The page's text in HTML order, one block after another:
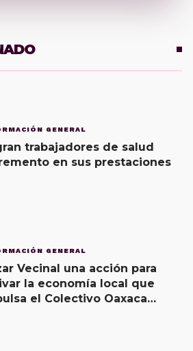
GENERAL
trabajadores de salud
en sus prestaciones
GENERAL
Vecinal una acción para
la economía local que
el Colectivo Oaxaca